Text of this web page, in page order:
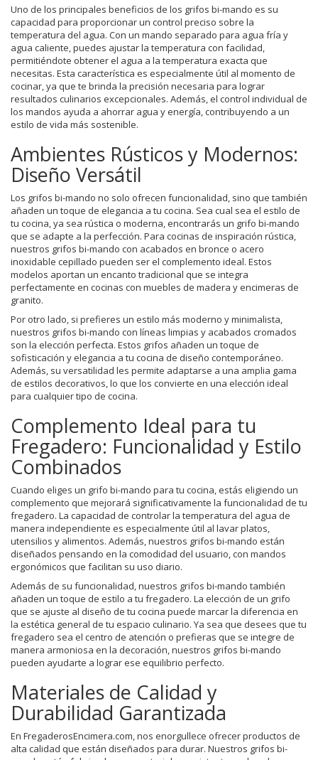
Uno de los principales beneficios de los grifos bi-mando es su
capacidad para proporcionar un control preciso sobre la
temperatura del agua. Con un mando separado para agua fría y
agua caliente, puedes ajustar la temperatura con facilidad,
permitiéndote obtener el agua a la temperatura exacta que
necesitas. Esta característica es especialmente útil al momento de
cocinar, ya que te brinda la precisión necesaria para lograr
resultados culinarios excepcionales. Además, el control individual de
los mandos ayuda a ahorrar agua y energía, contribuyendo a un
estilo de vida más sostenible.
Ambientes Rústicos y Modernos:
Diseño Versátil
Los grifos bi-mando no solo ofrecen funcionalidad, sino que también
añaden un toque de elegancia a tu cocina. Sea cual sea el estilo de
tu cocina, ya sea rústica o moderna, encontrarás un grifo bi-mando
que se adapte a la perfección. Para cocinas de inspiración rústica,
nuestros grifos bi-mando con acabados en bronce o acero
inoxidable cepillado pueden ser el complemento ideal. Estos
modelos aportan un encanto tradicional que se integra
perfectamente en cocinas con muebles de madera y encimeras de
granito.
Por otro lado, si prefieres un estilo más moderno y minimalista,
nuestros grifos bi-mando con líneas limpias y acabados cromados
son la elección perfecta. Estos grifos añaden un toque de
sofisticación y elegancia a tu cocina de diseño contemporáneo.
Además, su versatilidad les permite adaptarse a una amplia gama
de estilos decorativos, lo que los convierte en una elección ideal
para cualquier tipo de cocina.
Complemento Ideal para tu
Fregadero: Funcionalidad y Estilo
Combinados
Cuando eliges un grifo bi-mando para tu cocina, estás eligiendo un
complemento que mejorará significativamente la funcionalidad de tu
fregadero. La capacidad de controlar la temperatura del agua de
manera independiente es especialmente útil al lavar platos,
utensilios y alimentos. Además, nuestros grifos bi-mando están
diseñados pensando en la comodidad del usuario, con mandos
ergonómicos que facilitan su uso diario.
Además de su funcionalidad, nuestros grifos bi-mando también
añaden un toque de estilo a tu fregadero. La elección de un grifo
que se ajuste al diseño de tu cocina puede marcar la diferencia en
la estética general de tu espacio culinario. Ya sea que desees que tu
fregadero sea el centro de atención o prefieras que se integre de
manera armoniosa en la decoración, nuestros grifos bi-mando
pueden ayudarte a lograr ese equilibrio perfecto.
Materiales de Calidad y
Durabilidad Garantizada
En FregaderosEncimera.com, nos enorgullece ofrecer productos de
alta calidad que están diseñados para durar. Nuestros grifos bi-